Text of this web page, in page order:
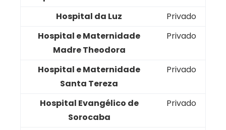
Hospital da Luz
Privado
Hospital e Maternidade
Madre Theodora
Privado
Hospital e Maternidade
Santa Tereza
Privado
Hospital Evangélico de
Sorocaba
Privado